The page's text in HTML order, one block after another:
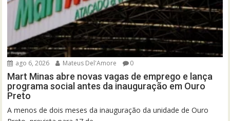
ago 6, 2026 Mateus Del'Amore 0
Mart Minas abre novas vagas de emprego e lança
programa social antes da inauguração em Ouro
Preto
A menos de dois meses da inauguração da unidade de Ouro